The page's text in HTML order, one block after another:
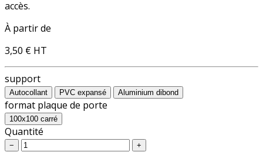
accès.
À partir de
3,50 € HT
support
Autocollant PVC expansé Aluminium dibond
format plaque de porte
100x100 carré
Quantité
− +